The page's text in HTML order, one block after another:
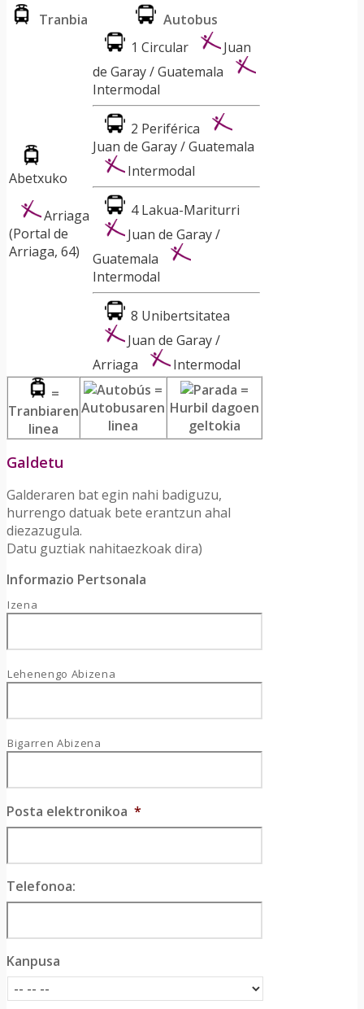
Tranbia Autobus
Abetxuko
Arriaga
(Portal de
Arriaga, 64)
1 Circular
Juan
de Garay / Guatemala
Intermodal
2 Periférica
Juan de Garay / Guatemala
Intermodal
4 Lakua-Mariturri
Juan de Garay /
Guatemala
Intermodal
8 Unibertsitatea
Juan de Garay /
Arriaga
Intermodal
=
Tranbiaren
linea
=
Autobusaren
linea
=
Hurbil dagoen
geltokia
Galdetu
Galderaren bat egin nahi badiguzu,
hurrengo datuak bete erantzun ahal
diezazugula.
Datu guztiak nahitaezkoak dira)
Informazio Pertsonala
Izena
Lehenengo Abizena
Bigarren Abizena
Posta elektronikoa *
Telefonoa:
Kanpusa